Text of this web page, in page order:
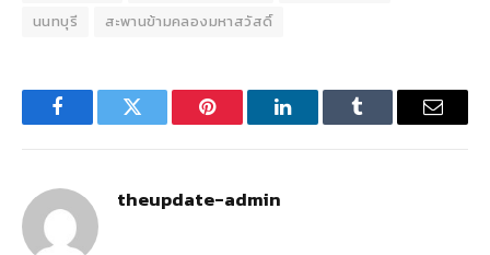
นนทบุรี
สะพานข้ามคลองมหาสวัสดิ์
FacebookTwitter Pinterest LinkedInTumblr Email
theupdate-admin